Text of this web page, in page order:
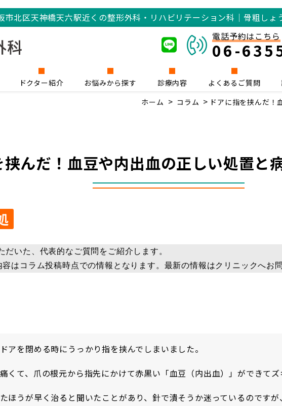
市北区天神橋天六駅近くの整形外科・リハビリテーション科｜骨粗しょ
電話予約はこちら
06-
ドクター紹介 お悩みから探す 診療内容 よくあるご質問
ホーム
コラム ドアに指を挟んだ！
挟んだ！血豆や内出血の正しい処置と
いた、代表的なご質問をご紹介します。
はコラム投稿時点での情報となります。最新の情報はクリニックへお
アを閉める時にうっかり指を挟んでしまいました。
くて、爪の根元から指先にかけて赤黒い「血豆（内出血）」ができてズ
ほうが早く治ると聞いたことがあり、針で潰そうか迷っているのです